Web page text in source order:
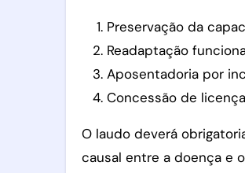
Preservação da
Readaptação
Aposentadoria por
Concessão de
O laudo deverá
causal entre a doença e